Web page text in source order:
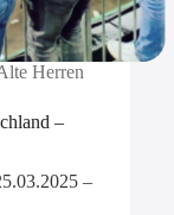
Herren
–
–